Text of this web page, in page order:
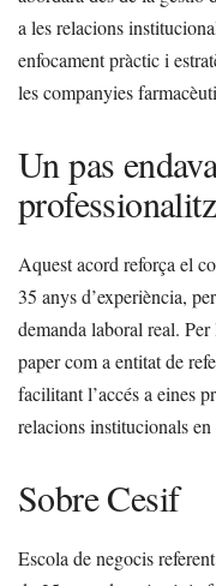
a les relacions
enfocament pràctic i
les companyies
Un pas
Aquest acord reforça el
35 anys d’experiència,
demanda laboral real.
paper com a entitat de
facilitant l’accés a eines
relacions institucionals
Sobre Cesif
Escola de negocis